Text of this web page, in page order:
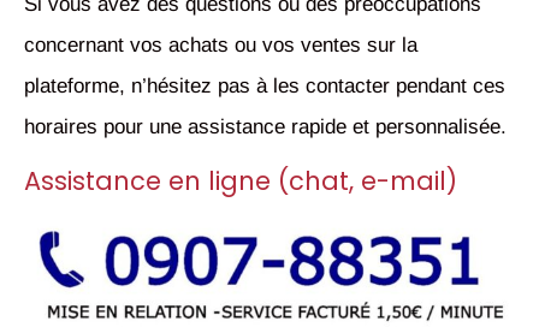
Si vous avez des questions ou des préoccupations
concernant vos achats ou vos ventes sur la
plateforme, n’hésitez pas à les contacter pendant ces
horaires pour une assistance rapide et personnalisée.
Assistance en ligne (chat, e-mail)